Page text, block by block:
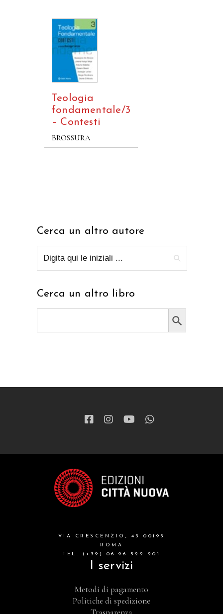
Teologia
fondamentale/3
– Contesti
BROSSURA
Cerca un altro autore
Cerca un altro libro
Search Button
VIA CRESCENZIO, 43 00193
ROMA
TEL. (+39) 06 96 522 201
I servizi
Metodi di pagamento
Politiche di spedizione